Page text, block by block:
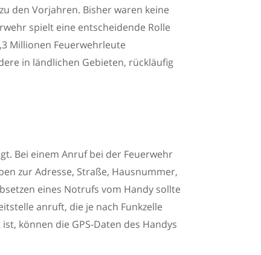
den Vorjahren. Bisher waren keine
spielt eine entscheidende Rolle
Millionen Feuerwehrleute
in ländlichen Gebieten, rückläufig
Bei einem Anruf bei der Feuerwehr
zur Adresse, Straße, Hausnummer,
eines Notrufs vom Handy sollte
anruft, die je nach Funkzelle
können die GPS-Daten des Handys